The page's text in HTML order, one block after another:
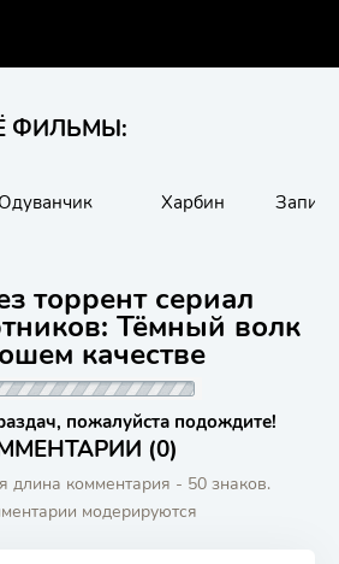
ФИЛЬМЫ:
Одуванчик Харбин
торрент сериал
Тёмный волк
качестве
пожалуйста подождите!
(0)
длина комментария - 50 знаков.
модерируются